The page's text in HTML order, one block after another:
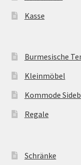
Kasse
Burmesische
Kleinmöbel
Kommode
Regale
Schränke